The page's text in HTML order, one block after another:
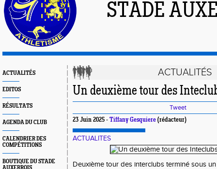
STADE
ACTUALITÉS
EDITOS
RÉSULTATS
AGENDA DU CLUB
CALENDRIER DES
COMPÉTITIONS
BOUTIQUE DU STADE
ACTUALITÉS
Un deuxième tour des
Tweet
23 Juin 2025 - Tiffany Gesquiere (rédacteur)
ACTUALITES
Deuxième tour des interclubs terminé sous